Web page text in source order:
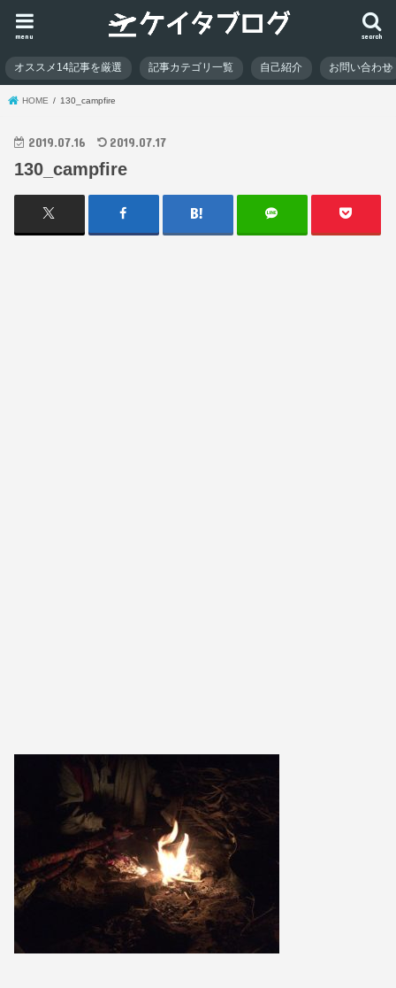
search
menu
オススメ14記事を厳選 記事カテゴリ一覧 自己紹介 お問い合わせ
HOME 130_campfire
2019.07.16 2019.07.17
130_campfire